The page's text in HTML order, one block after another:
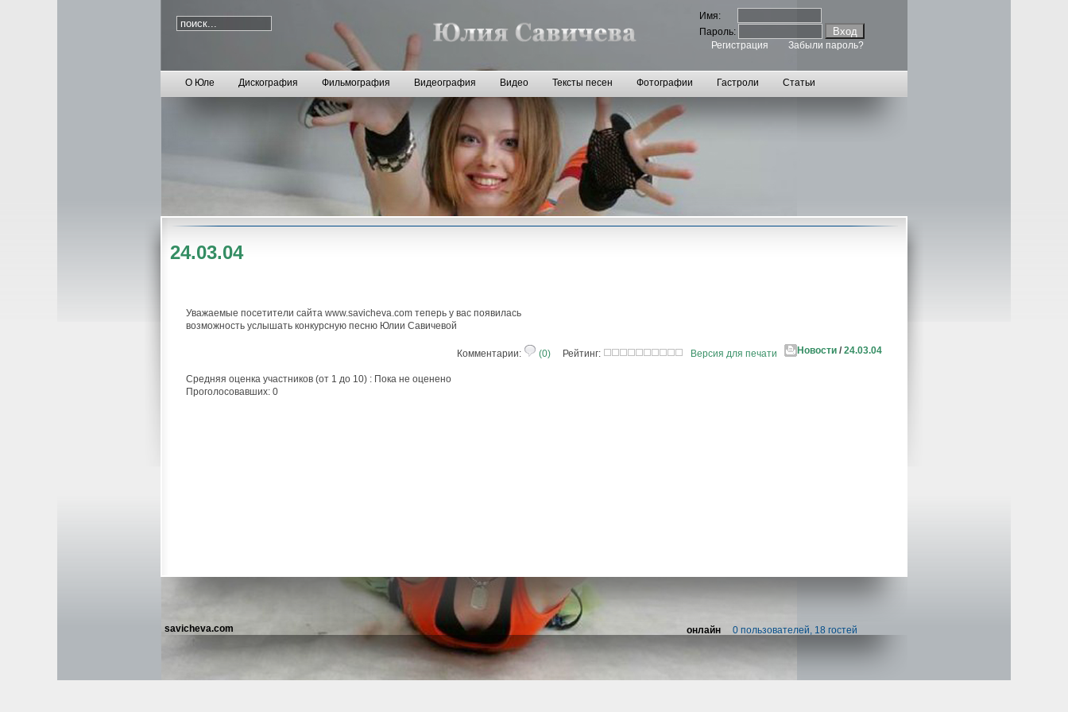
Имя:
Пароль:
Регистрация
Забыли пароль?
О Юле Дискография Фильмография Видеография Видео Тексты песен Фотографии Гастроли Статьи
24.03.04
Уважаемые посетители сайта www.savicheva.com теперь у вас появилась
возможность услышать конкурсную песню Юлии Савичевой
Новости / 24.03.04
Комментарии: (0) Рейтинг: Версия для печати
Средняя оценка участников (от 1 до 10) : Пока не оценено
Проголосовавших: 0
онлайн 0 пользователей, 18 гостей
savicheva.com